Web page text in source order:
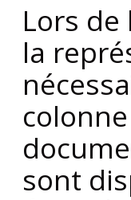
Lors
la
colonne
sont